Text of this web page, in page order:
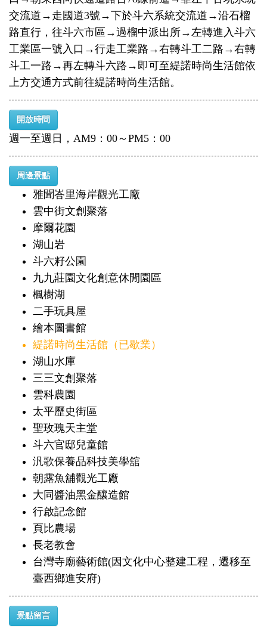
交流道→走國道3號→下於斗六系統交流道→沿石榴
路直行，往斗六市區→過榴中派出所→左轉進入斗六
工業區一號入口→行走工業路→右轉斗工二路→右轉
斗工一路→再左轉斗六路→即可至緹諾時尚生活館依
上方交通方式前往緹諾時尚生活館。
開放時間
週一至週日，AM9：00～PM5：00
周邊景點
雅聞峇里海岸觀光工廠
雲中街文創聚落
摩爾花園
湖山岩
斗六籽公園
九九莊園文化創意休閒園區
楓樹湖
二手玩具屋
繪本圖書館
緹諾時尚生活館（已歇業）
湖山水庫
三三文創聚落
雲科農園
太平歷史街區
聖玫瑰天主堂
斗六官邸兒童館
汎歌保養品科技美學舘
朝露魚舖觀光工廠
大同醬油黑金釀造館
行啟記念館
頁比農場
長老教會
台灣寺廟藝術館(因文化中心整建工程，遷移至
臺西鄉進安府)
景點留言